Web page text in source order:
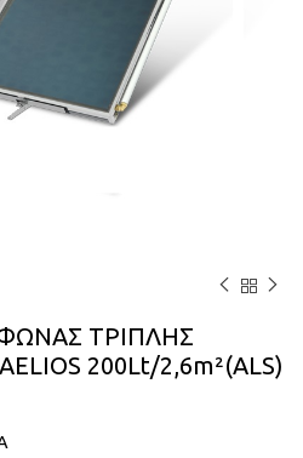
ΤΡΙΠΛΗΣ
200Lt/2,6m²(ALS)